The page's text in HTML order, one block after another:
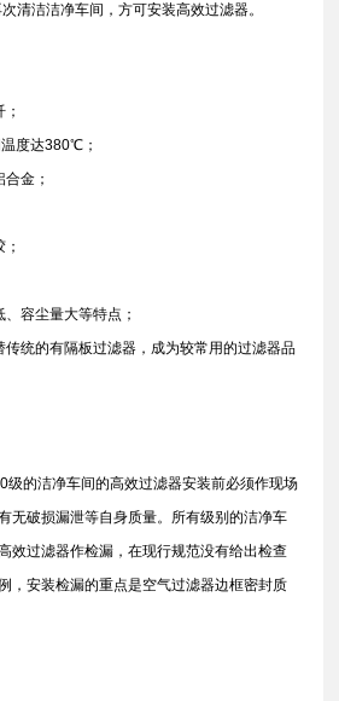
清洁洁净车间，方可安装高效过滤器。
度达380℃；
金；
容尘量大等特点；
统的有隔板过滤器，成为较常用的过滤器品
级的洁净车间的高效过滤器安装前必须作现场
无破损漏泄等自身质量。所有级别的洁净车
效过滤器作检漏，在现行规范没有给出检查
，安装检漏的重点是空气过滤器边框密封质